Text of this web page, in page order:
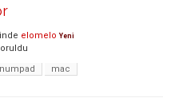
elomelo Yeni
numpad
mac